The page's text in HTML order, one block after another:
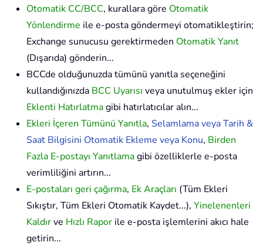
Otomatik CC/BCC, kurallara göre Otomatik
Yönlendirme ile e-posta göndermeyi otomatikleştirin;
Exchange sunucusu gerektirmeden Otomatik Yanıt
(Dışarıda) gönderin...
BCCde olduğunuzda tümünü yanıtla seçeneğini
kullandığınızda BCC Uyarısı veya unutulmuş ekler için
Eklenti Hatırlatmagibi hatırlatıcılar alın...
Ekleri İçeren Tümünü Yanıtla, Selamlama veya Tarih &
Saat Bilgisini Otomatik Ekleme veya Konu, Birden
Fazla E-postayı Yanıtlamagibi özelliklerle e-posta
verimliliğini artırın...
E-postaları geri çağırma, Ek Araçları (Tüm Ekleri
Sıkıştır, Tüm Ekleri Otomatik Kaydet...), Yinelenenleri
Kaldırve Hızlı Rapor ile e-posta işlemlerini akıcı hale
getirin...